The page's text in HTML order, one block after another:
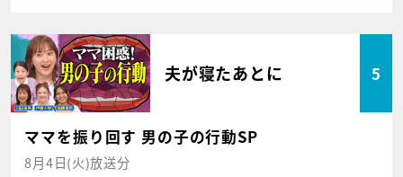
夫が寝たあとに 5
ママを振り回す 男の子の行動SP
8月4日(火)放送分